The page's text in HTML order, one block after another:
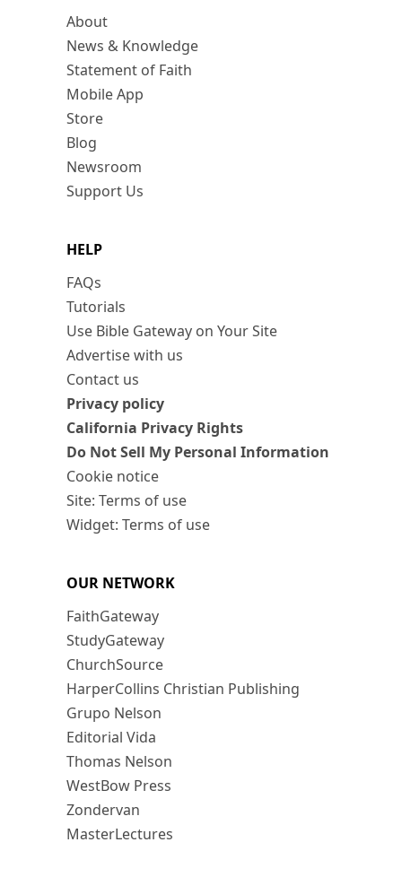
About
News & Knowledge
Statement of Faith
Mobile App
Store
Blog
Newsroom
Support Us
HELP
FAQs
Tutorials
Use Bible Gateway on Your Site
Advertise with us
Contact us
Privacy policy
California Privacy Rights
Do Not Sell My Personal Information
Cookie notice
Site: Terms of use
Widget: Terms of use
OUR NETWORK
FaithGateway
StudyGateway
ChurchSource
HarperCollins Christian Publishing
Grupo Nelson
Editorial Vida
Thomas Nelson
WestBow Press
Zondervan
MasterLectures